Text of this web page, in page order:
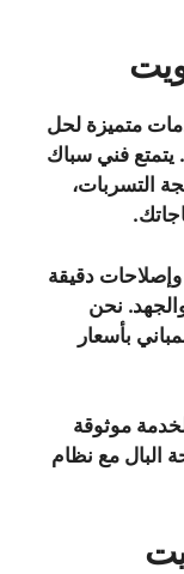
متميزة لحل
فني سباك
التسربات،
دقيقة
نحن
بأسعار
موثوقة
البال مع نظام